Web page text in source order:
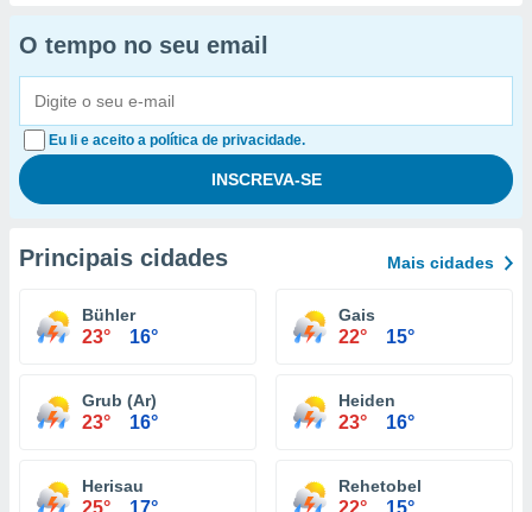
O tempo no seu email
Eu li e aceito a política de privacidade.
Principais cidades Mais cidades
Bühler
23° 16°
Gais
22° 15°
Grub (Ar)
23° 16°
Heiden
23° 16°
Herisau
25° 17°
Rehetobel
22° 15°